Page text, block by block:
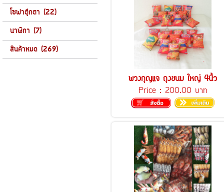
โซฟาตุ๊กตา (22)
นาฬิกา (7)
สินค้าหมด (269)
พวงกุญแจ ถุงขนม ใหญ่ 4นิ้ว
Price : 200.00 บาท